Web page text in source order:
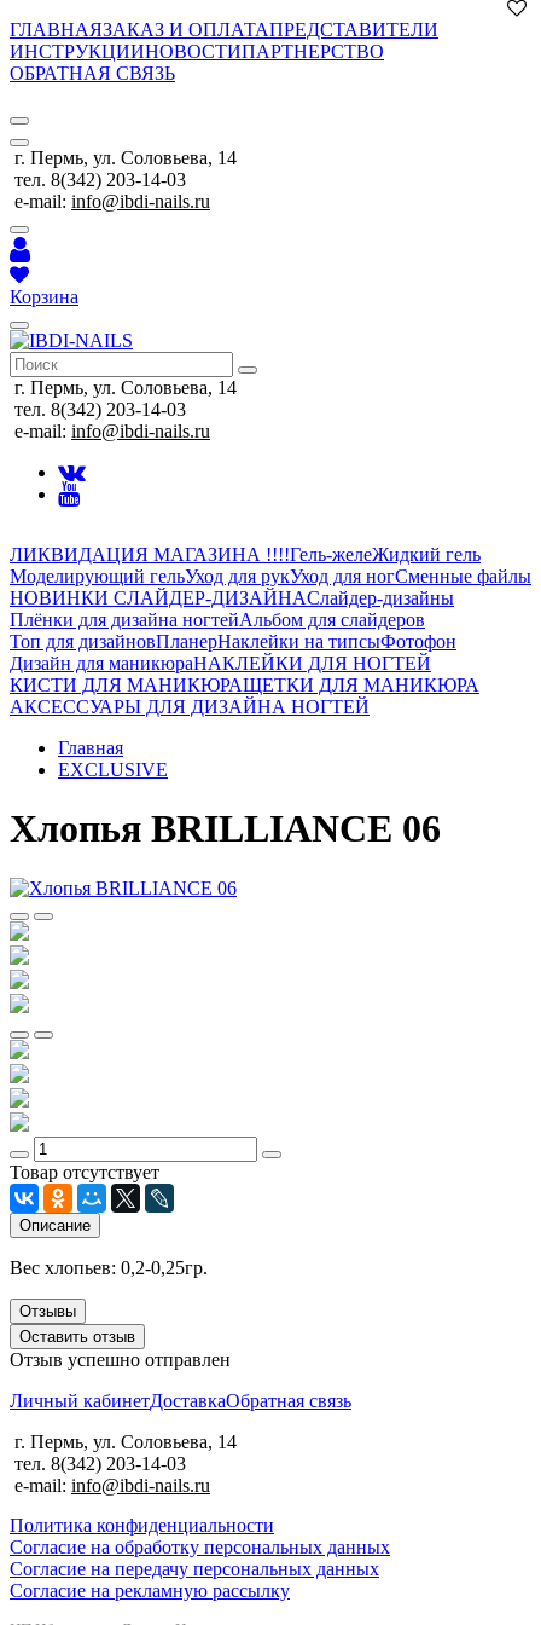
ГЛАВНАЯЗАКАЗ И ОПЛАТАПРЕДСТАВИТЕЛИ
ИНСТРУКЦИИНОВОСТИПАРТНЕРСТВО
ОБРАТНАЯ СВЯЗЬ
г. Пермь, ул. Соловьева, 14
тел. 8(342) 203-14-03
e-mail: info@ibdi-nails.ru
Корзина
г. Пермь, ул. Соловьева, 14
тел. 8(342) 203-14-03
e-mail: info@ibdi-nails.ru
ЛИКВИДАЦИЯ МАГАЗИНА !!!!Гель-желеЖидкий гель
Моделирующий гельУход для рукУход для ногСменные файлы
НОВИНКИ СЛАЙДЕР-ДИЗАЙНАСлайдер-дизайны
Плёнки для дизайна ногтейАльбом для слайдеров
Топ для дизайновПланерНаклейки на типсыФотофон
Дизайн для маникюраНАКЛЕЙКИ ДЛЯ НОГТЕЙ
КИСТИ ДЛЯ МАНИКЮРАЩЕТКИ ДЛЯ МАНИКЮРА
АКСЕССУАРЫ ДЛЯ ДИЗАЙНА НОГТЕЙ
Главная
EXCLUSIVE
Хлопья BRILLIANCE 06
Товар отсутствует
Описание
Вес хлопьев: 0,2-0,25гр.
Отзывы
Оставить отзыв
Отзыв успешно отправлен
Личный кабинетДоставкаОбратная связь
г. Пермь, ул. Соловьева, 14
тел. 8(342) 203-14-03
e-mail: info@ibdi-nails.ru
Политика конфиденциальности
Согласие на обработку персональных данных
Согласие на передачу персональных данных
Согласие на рекламную рассылку